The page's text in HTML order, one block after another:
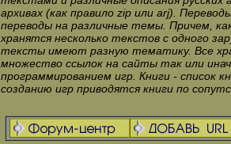
архивах (как правило zip или arj).
переводы на различные темы. Причем,
хранятся несколько текстов с одного
тексты имеют разную тематику. Все
множество ссылок на сайты так или
программированием игр. Книги - список
созданию игр приводятся книги по